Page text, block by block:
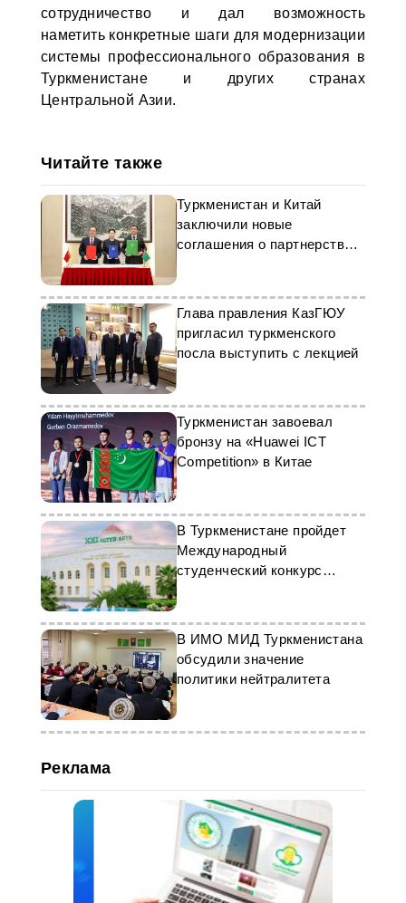
сотрудничество и дал возможность
наметить конкретные шаги для модернизации
системы профессионального образования в
Туркменистане и других странах
Центральной Азии.
Читайте также
Туркменистан и Китай
заключили новые
соглашения о партнерстве в
образовании
Глава правления КазГЮУ
пригласил туркменского
посла выступить с лекцией
Туркменистан завоевал
бронзу на «Huawei ICT
Competition» в Китае
В Туркменистане пройдет
Международный
студенческий конкурс
научно-проектных работ
В ИМО МИД Туркменистана
обсудили значение
политики нейтралитета
Реклама